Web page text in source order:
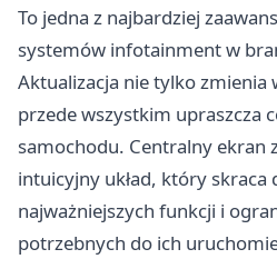
To jedna z najbardziej
systemów infotainment w
Aktualizacja nie tylko zmienia
przede wszystkim upraszcza
samochodu. Centralny ekran
intuicyjny układ, który skraca
najważniejszych funkcji i
potrzebnych do ich